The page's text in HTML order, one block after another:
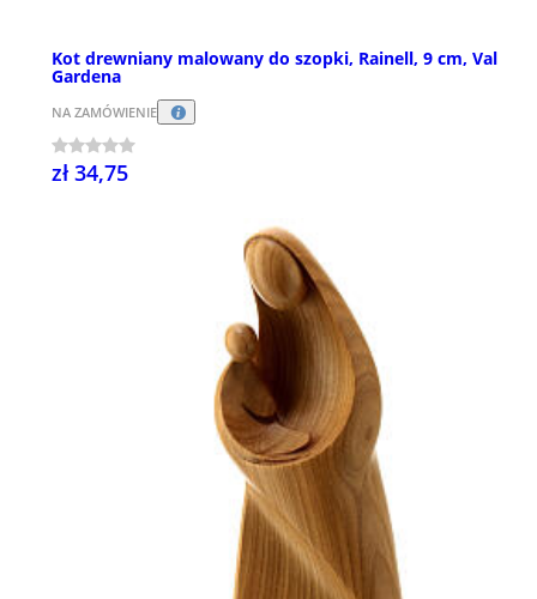
Kot drewniany malowany do szopki, Rainell, 9 cm, Val
Gardena
NA ZAMÓWIENIE
zł 34,75